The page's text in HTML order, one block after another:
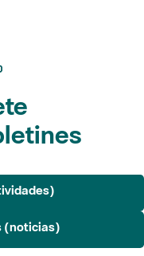
(noticias)